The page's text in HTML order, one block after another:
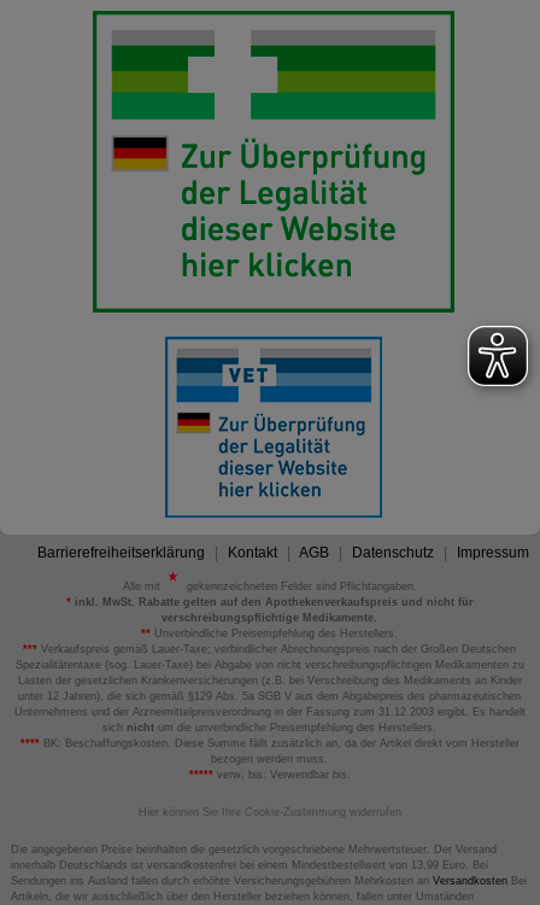
Barrierefreiheitserklärung Kontakt AGB Datenschutz Impressum
Alle mit
gekennzeichneten Felder sind Pflichtangaben.
*inkl. MwSt. Rabatte gelten auf den Apothekenverkaufspreis und nicht für
verschreibungspflichtige Medikamente.
** Unverbindliche Preisempfehlung des Herstellers.
*** Verkaufspreis gemäß Lauer-Taxe; verbindlicher Abrechnungspreis nach der Großen Deutschen
Spezialitätentaxe (sog. Lauer-Taxe) bei Abgabe von nicht verschreibungspflichtigen Medikamenten zu
Lasten der gesetzlichen Krankenversicherungen (z.B. bei Verschreibung des Medikaments an Kinder
unter 12 Jahren), die sich gemäß §129 Abs. 5a SGB V aus dem Abgabepreis des pharmazeutischen
Unternehmens und der Arzneimittelpreisverordnung in der Fassung zum 31.12.2003 ergibt. Es handelt
sich nicht um die unverbindliche Preisempfehlung des Herstellers.
****BK: Beschaffungskosten. Diese Summe fällt zusätzlich an, da der Artikel direkt vom Hersteller
bezogen werden muss.
*****verw. bis: Verwendbar bis.
Hier können Sie Ihre Cookie-Zustimmung widerrufen
Die angegebenen Preise beinhalten die gesetzlich vorgeschriebene Mehrwertsteuer. Der Versand
innerhalb Deutschlands ist versandkostenfrei bei einem Mindestbestellwert von 13,99 Euro. Bei
Sendungen ins Ausland fallen durch erhöhte Versicherungsgebühren Mehrkosten an VersandkostenBei
Artikeln, die wir ausschließlich über den Hersteller beziehen können, fallen unter Umständen